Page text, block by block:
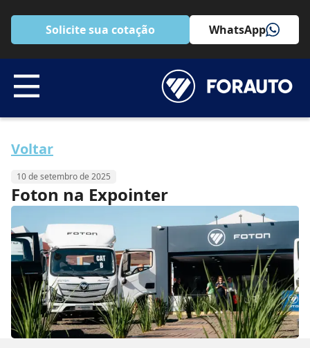
Solicite sua cotação WhatsApp
Voltar
10 de setembro de 2025
Foton na Expointer